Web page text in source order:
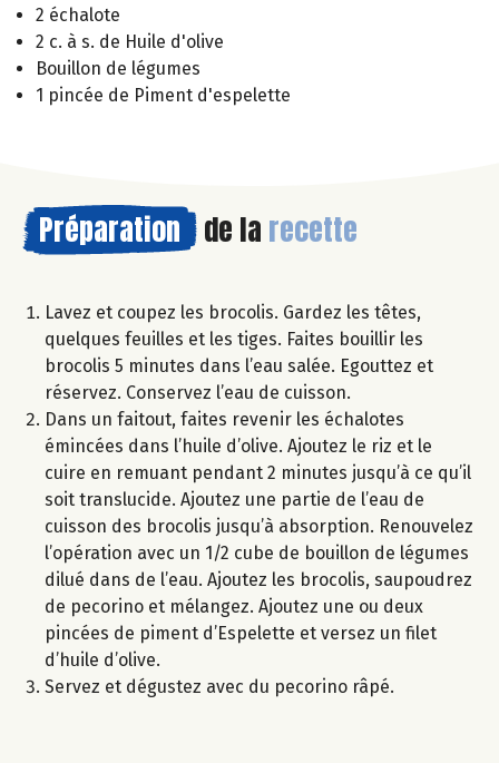
2 échalote
2 c. à s. de Huile d'olive
Bouillon de légumes
1 pincée de Piment d'espelette
Préparation de la recette
Lavez et coupez les brocolis. Gardez les têtes,
quelques feuilles et les tiges. Faites bouillir les
brocolis 5 minutes dans l’eau salée. Egouttez et
réservez. Conservez l’eau de cuisson.
Dans un faitout, faites revenir les échalotes
émincées dans l’huile d’olive. Ajoutez le riz et le
cuire en remuant pendant 2 minutes jusqu’à ce qu’il
soit translucide. Ajoutez une partie de l’eau de
cuisson des brocolis jusqu’à absorption. Renouvelez
l’opération avec un 1/2 cube de bouillon de légumes
dilué dans de l’eau. Ajoutez les brocolis, saupoudrez
de pecorino et mélangez. Ajoutez une ou deux
pincées de piment d’Espelette et versez un filet
d’huile d’olive.
Servez et dégustez avec du pecorino râpé.